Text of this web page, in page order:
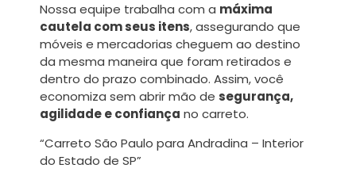
Nossa equipe trabalha com a máxima
cautela com seus itens, assegurando que
móveis e mercadorias cheguem ao destino
da mesma maneira que foram retirados e
dentro do prazo combinado. Assim, você
economiza sem abrir mão de segurança,
agilidade e confiança no carreto.
“Carreto São Paulo para Andradina – Interior
do Estado de SP”